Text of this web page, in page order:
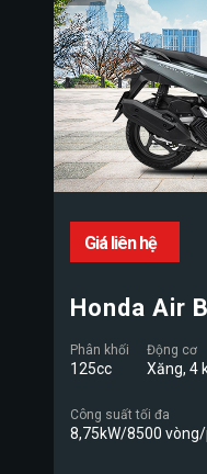
Giá liên hệ
Honda Air
Phân khối
125cc
Động cơ
Xăng, 4
Công suất tối đa
8,75kW/8500